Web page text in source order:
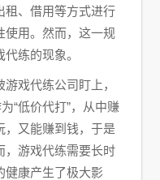
租、借用等方式进行
使用。然而，这一规
练的现象。
戏代练公司盯上，
“低价代打”，从中赚
，又能赚到钱，于是
，游戏代练需要长时
健康产生了极大影